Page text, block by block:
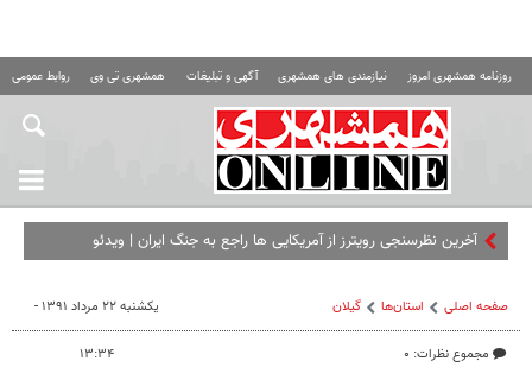
روزنامه همشهری امروز نیازمندی های همشهری آگهی و تبلیغات همشهری تی وی روابط عمومی
آخرین نظرسنجی‌ رویترز از آمریکایی ها راجع‌ به جنگ ایران | ویدئو
صفحه اصلی استان‌ها گیلان
مجموع نظرات: ۰
یکشنبه ۲۲ مرداد ۱۳۹۱ -
۱۳:۳۴